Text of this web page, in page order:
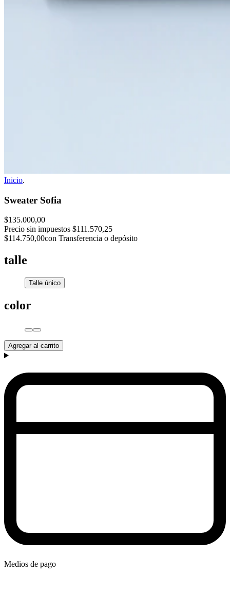
Inicio.
Sweater Sofia
$135.000,00
Precio sin impuestos $111.570,25
$114.750,00con Transferencia o depósito
talle
Talle único
color
Agregar al carrito
Medios de pago